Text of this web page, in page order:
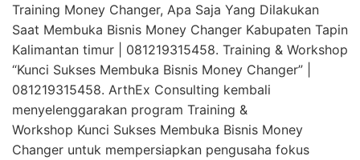
Training Money Changer, Apa Saja Yang Dilakukan
Saat Membuka Bisnis Money Changer Kabupaten Tapin
Kalimantan timur | 081219315458. Training & Workshop
“Kunci Sukses Membuka Bisnis Money Changer” |
081219315458. ArthEx Consulting kembali
menyelenggarakan program Training &
Workshop Kunci Sukses Membuka Bisnis Money
Changer untuk mempersiapkan pengusaha fokus